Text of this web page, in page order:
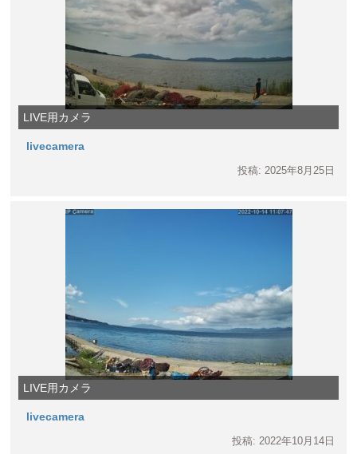
LIVE用カメラ
livecamera
投稿: 2025年8月25日
LIVE用カメラ
livecamera
投稿: 2022年10月14日